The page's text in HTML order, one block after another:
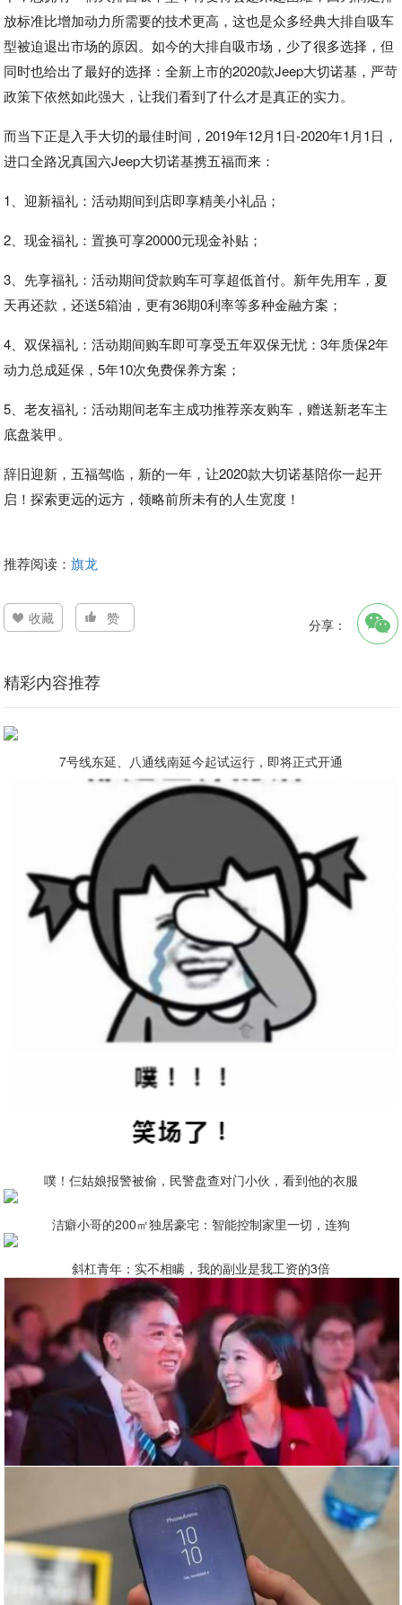
放标准比增加动力所需要的技术更高，这也是众多经典大排自吸车
型被迫退出市场的原因。如今的大排自吸市场，少了很多选择，但
同时也给出了最好的选择：全新上市的2020款Jeep大切诺基，严苛
政策下依然如此强大，让我们看到了什么才是真正的实力。
而当下正是入手大切的最佳时间，2019年12月1日-2020年1月1日，
进口全路况真国六Jeep大切诺基携五福而来：
1、迎新福礼：活动期间到店即享精美小礼品；
2、现金福礼：置换可享20000元现金补贴；
3、先享福礼：活动期间贷款购车可享超低首付。新年先用车，夏
天再还款，还送5箱油，更有36期0利率等多种金融方案；
4、双保福礼：活动期间购车即可享受五年双保无忧：3年质保2年
动力总成延保，5年10次免费保养方案；
5、老友福礼：活动期间老车主成功推荐亲友购车，赠送新老车主
底盘装甲。
辞旧迎新，五福驾临，新的一年，让2020款大切诺基陪你一起开
启！探索更远的远方，领略前所未有的人生宽度！
推荐阅读：旗龙
收藏 赞 分享：
精彩内容推荐
7号线东延、八通线南延今起试运行，即将正式开通
噗！仨姑娘报警被偷，民警盘查对门小伙，看到他的衣服
洁癖小哥的200㎡独居豪宅：智能控制家里一切，连狗
斜杠青年：实不相瞒，我的副业是我工资的3倍